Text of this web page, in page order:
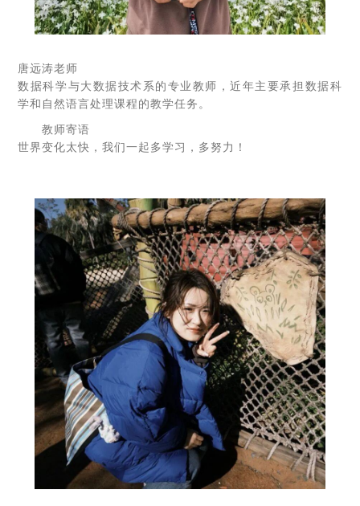
唐远涛老师
数据科学与大数据技术系的专业教师，近年主要承担数据科
学和自然语言处理课程的教学任务。
教师寄语
世界变化太快，我们一起多学习，多努力！